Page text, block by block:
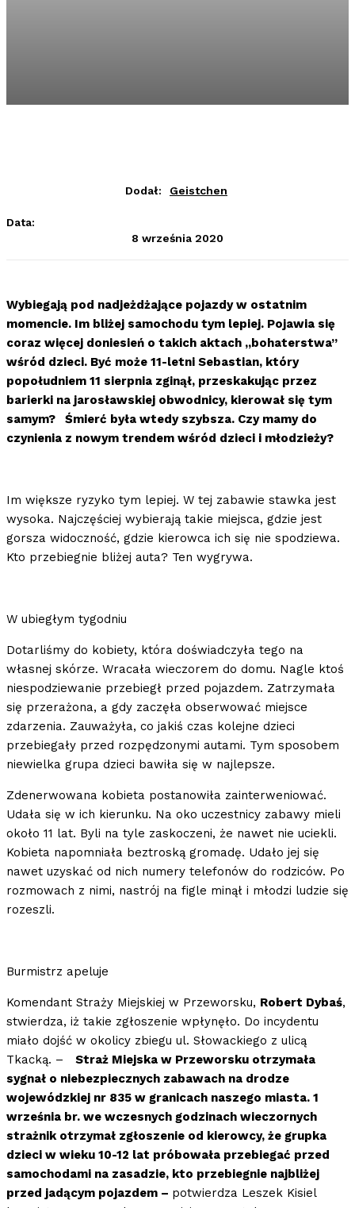
Dodał: Geistchen
Data:
8 września 2020
Wybiegają pod nadjeżdżające pojazdy w ostatnim
momencie. Im bliżej samochodu tym lepiej. Pojawia się
coraz więcej doniesień o takich aktach „bohaterstwa”
wśród dzieci. Być może 11-letni Sebastian, który
popołudniem 11 sierpnia zginął, przeskakując przez
barierki na jarosławskiej obwodnicy, kierował się tym
samym? Śmierć była wtedy szybsza. Czy mamy do
czynienia z nowym trendem wśród dzieci i młodzieży?
Im większe ryzyko tym lepiej. W tej zabawie stawka jest
wysoka. Najczęściej wybierają takie miejsca, gdzie jest
gorsza widoczność, gdzie kierowca ich się nie spodziewa.
Kto przebiegnie bliżej auta? Ten wygrywa.
W ubiegłym tygodniu
Dotarliśmy do kobiety, która doświadczyła tego na
własnej skórze. Wracała wieczorem do domu. Nagle ktoś
niespodziewanie przebiegł przed pojazdem. Zatrzymała
się przerażona, a gdy zaczęła obserwować miejsce
zdarzenia. Zauważyła, co jakiś czas kolejne dzieci
przebiegały przed rozpędzonymi autami. Tym sposobem
niewielka grupa dzieci bawiła się w najlepsze.
Zdenerwowana kobieta postanowiła zainterweniować.
Udała się w ich kierunku. Na oko uczestnicy zabawy mieli
około 11 lat. Byli na tyle zaskoczeni, że nawet nie uciekli.
Kobieta napomniała beztroską gromadę. Udało jej się
nawet uzyskać od nich numery telefonów do rodziców. Po
rozmowach z nimi, nastrój na figle minął i młodzi ludzie się
rozeszli.
Burmistrz apeluje
Komendant Straży Miejskiej w Przeworsku, Robert Dybaś,
stwierdza, iż takie zgłoszenie wpłynęło. Do incydentu
miało dojść w okolicy zbiegu ul. Słowackiego z ulicą
Tkacką. – Straż Miejska w Przeworsku otrzymała
sygnał o niebezpiecznych zabawach na drodze
wojewódzkiej nr 835 w granicach naszego miasta. 1
września br. we wczesnych godzinach wieczornych
strażnik otrzymał zgłoszenie od kierowcy, że grupka
dzieci w wieku 10-12 lat próbowała przebiegać przed
samochodami na zasadzie, kto przebiegnie najbliżej
przed jadącym pojazdem – potwierdza Leszek Kisiel